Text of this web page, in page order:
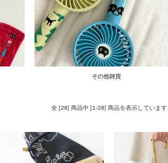
その他雑貨
全 [28] 商品中 [1-28] 商品を表示しています